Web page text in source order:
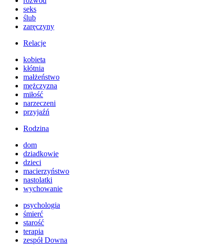
seks
ślub
zaręczyny
Relacje
kobieta
kłótnia
małżeństwo
mężczyzna
miłość
narzeczeni
przyjaźń
Rodzina
dom
dziadkowie
dzieci
macierzyństwo
nastolatki
wychowanie
psychologia
śmierć
starość
terapia
zespół Downa